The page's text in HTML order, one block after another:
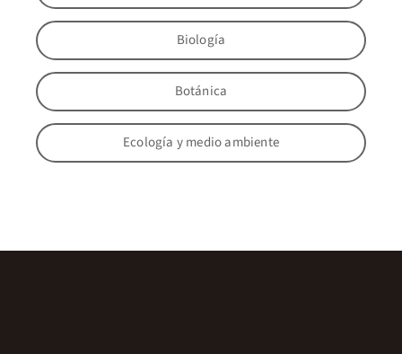
Biología
Botánica
Ecología y medio ambiente